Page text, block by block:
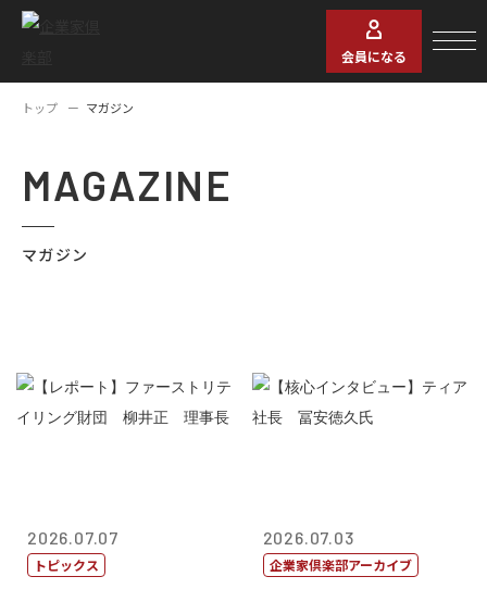
会員になる
トップ マガジン
MAGAZINE
マガジン
2026.07.07
トピックス
2026.07.03
企業家倶楽部アーカイブ